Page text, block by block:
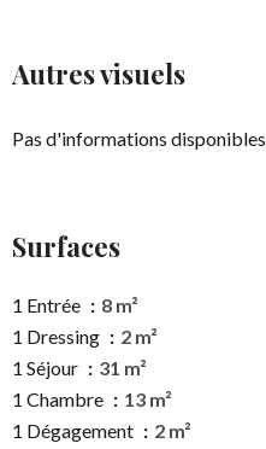
Autres visuels
Pas d'informations disponibles
Surfaces
1 Entrée
8 m²
1 Dressing
2 m²
1 Séjour
31 m²
1 Chambre
13 m²
1 Dégagement
2 m²